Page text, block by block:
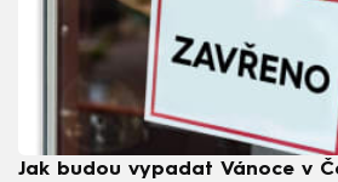
Jak budou vypadat Vánoce v